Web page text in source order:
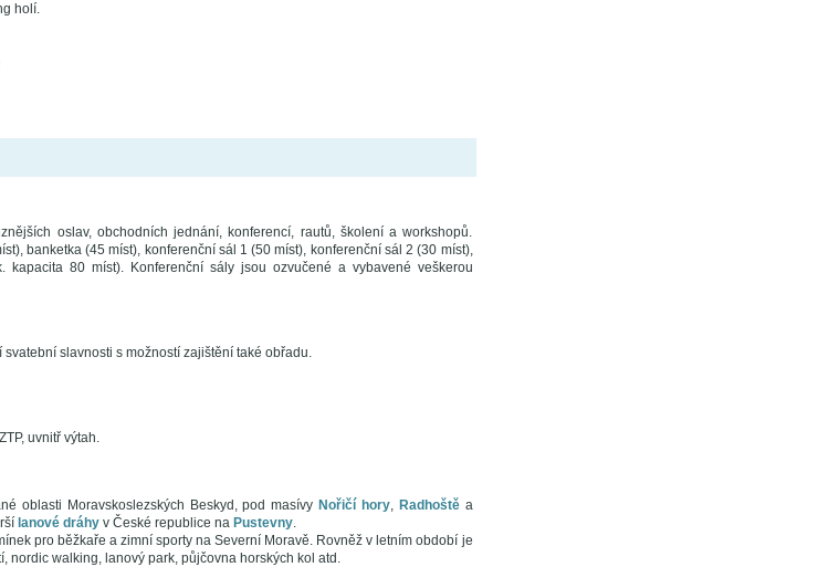
holí.
oslav, obchodních jednání, konferencí, rautů, školení a workshopů.
banketka (45 míst), konferenční sál 1 (50 míst), konferenční sál 2 (30 míst),
kapacita 80 míst). Konferenční sály jsou ozvučené a vybavené veškerou
slavnosti s možností zajištění také obřadu.
uvnitř výtah.
oblasti Moravskoslezských Beskyd, pod masívy Nořičí hory, Radhoštěa
lanové dráhyv České republice na Pustevny.
pro běžkaře a zimní sporty na Severní Moravě. Rovněž v letním období je
nordic walking, lanový park, půjčovna horských kol atd.